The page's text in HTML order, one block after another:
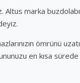
marka
ömrünü
en kısa sürede